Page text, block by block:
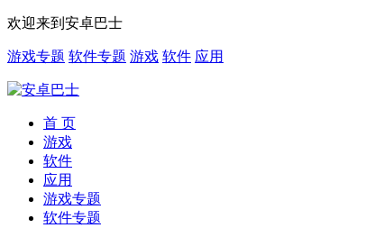
欢迎来到安卓巴士
游戏专题 软件专题 游戏 软件 应用
首 页
游戏
软件
应用
游戏专题
软件专题